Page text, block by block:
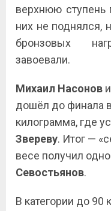
верхнюю ступень
них не поднялся,
бронзовых
завоевали.
Михаил Насонов
дошёл до финала
килограмма, где
Звереву. Итог —
весе получил
Севостьянов.
В категории до 90